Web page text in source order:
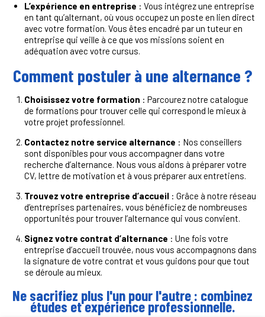
L’expérience en entreprise : Vous intégrez une entreprise
en tant qu’alternant, où vous occupez un poste en lien direct
avec votre formation. Vous êtes encadré par un tuteur en
entreprise qui veille à ce que vos missions soient en
adéquation avec votre cursus.
Comment postuler à une alternance ?
Choisissez votre formation : Parcourez notre catalogue
de formations pour trouver celle qui correspond le mieux à
votre projet professionnel.
Contactez notre service alternance : Nos conseillers
sont disponibles pour vous accompagner dans votre
recherche d’alternance. Nous vous aidons à préparer votre
CV, lettre de motivation et à vous préparer aux entretiens.
Trouvez votre entreprise d’accueil : Grâce à notre réseau
d’entreprises partenaires, vous bénéficiez de nombreuses
opportunités pour trouver l’alternance qui vous convient.
Signez votre contrat d’alternance : Une fois votre
entreprise d’accueil trouvée, nous vous accompagnons dans
la signature de votre contrat et vous guidons pour que tout
se déroule au mieux.
Ne sacrifiez plus l'un pour l'autre : combinez
études et expérience professionnelle.